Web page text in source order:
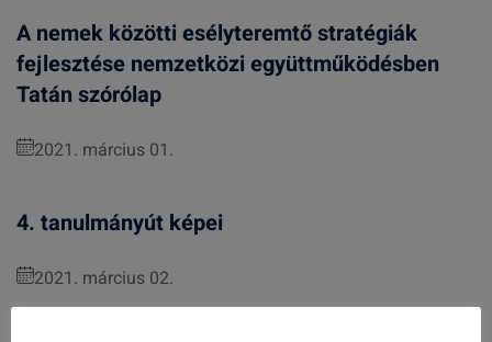
A nemek közötti esélyteremtő stratégiák
fejlesztése nemzetközi együttműködésben
Tatán szórólap
2021. március 01.
4. tanulmányút képei
2021. március 02.